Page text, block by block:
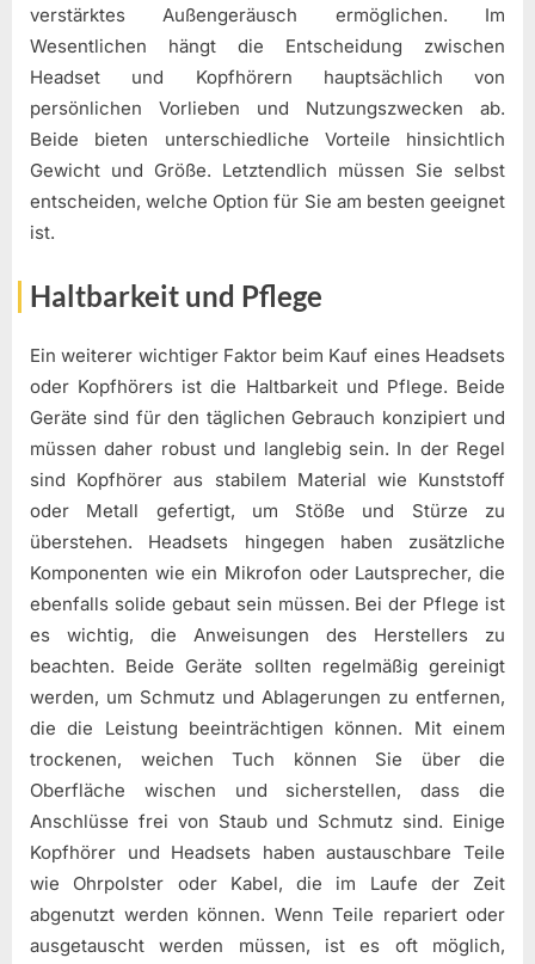
verstärktes Außengeräusch ermöglichen. Im
Wesentlichen hängt die Entscheidung zwischen
Headset und Kopfhörern hauptsächlich von
persönlichen Vorlieben und Nutzungszwecken ab.
Beide bieten unterschiedliche Vorteile hinsichtlich
Gewicht und Größe. Letztendlich müssen Sie selbst
entscheiden, welche Option für Sie am besten geeignet
ist.
Haltbarkeit und Pflege
Ein weiterer wichtiger Faktor beim Kauf eines Headsets
oder Kopfhörers ist die Haltbarkeit und Pflege. Beide
Geräte sind für den täglichen Gebrauch konzipiert und
müssen daher robust und langlebig sein. In der Regel
sind Kopfhörer aus stabilem Material wie Kunststoff
oder Metall gefertigt, um Stöße und Stürze zu
überstehen. Headsets hingegen haben zusätzliche
Komponenten wie ein Mikrofon oder Lautsprecher, die
ebenfalls solide gebaut sein müssen. Bei der Pflege ist
es wichtig, die Anweisungen des Herstellers zu
beachten. Beide Geräte sollten regelmäßig gereinigt
werden, um Schmutz und Ablagerungen zu entfernen,
die die Leistung beeinträchtigen können. Mit einem
trockenen, weichen Tuch können Sie über die
Oberfläche wischen und sicherstellen, dass die
Anschlüsse frei von Staub und Schmutz sind. Einige
Kopfhörer und Headsets haben austauschbare Teile
wie Ohrpolster oder Kabel, die im Laufe der Zeit
abgenutzt werden können. Wenn Teile repariert oder
ausgetauscht werden müssen, ist es oft möglich,